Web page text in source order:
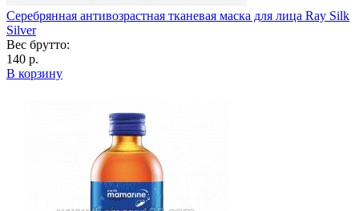
Серебрянная антивозрастная тканевая маска для лица Ray Silk
Silver
Вес брутто:
140 р.
В корзину